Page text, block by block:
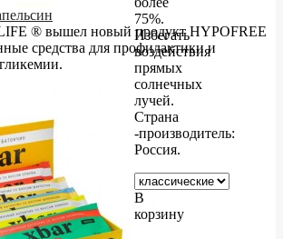
® вышел новый продукт HYPOFREE
средства для профилактики и
75%.
Избегать
воздействия
прямых
солнечных
лучей.
Страна
-производитель:
Россия.
В
корзину